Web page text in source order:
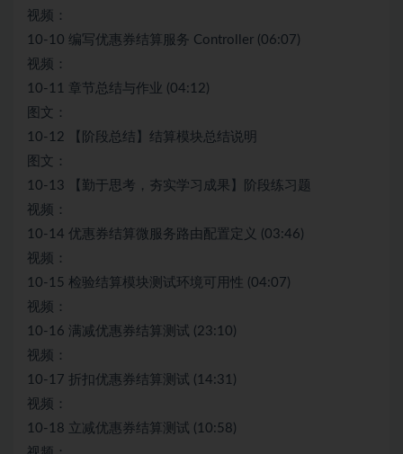
视频：
10-10 编写优惠券结算服务 Controller (06:07)
视频：
10-11 章节总结与作业 (04:12)
图文：
10-12 【阶段总结】结算模块总结说明
图文：
10-13 【勤于思考，夯实学习成果】阶段练习题
视频：
10-14 优惠券结算微服务路由配置定义 (03:46)
视频：
10-15 检验结算模块测试环境可用性 (04:07)
视频：
10-16 满减优惠券结算测试 (23:10)
视频：
10-17 折扣优惠券结算测试 (14:31)
视频：
10-18 立减优惠券结算测试 (10:58)